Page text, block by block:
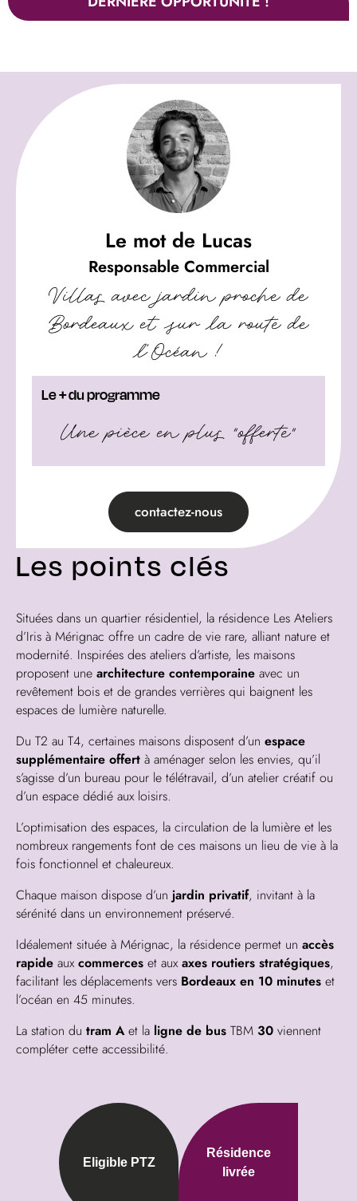
Le mot de Lucas
Responsable Commercial
Villas avec jardin proche de
Bordeaux et sur la route de
l’Océan !
Le + du programme
Une pièce en plus "offerte"
contactez-nous
Les points clés
Situées dans un quartier résidentiel, la résidence Les Ateliers
d’Iris à Mérignac offre un cadre de vie rare, alliant nature et
modernité. Inspirées des ateliers d’artiste, les maisons
proposent une architecture contemporaine avec un
revêtement bois et de grandes verrières qui baignent les
espaces de lumière naturelle.
Du T2 au T4, certaines maisons disposent d’un espace
supplémentaire offert à aménager selon les envies, qu’il
s’agisse d’un bureau pour le télétravail, d’un atelier créatif ou
d’un espace dédié aux loisirs.
L’optimisation des espaces, la circulation de la lumière et les
nombreux rangements font de ces maisons un lieu de vie à la
fois fonctionnel et chaleureux.
Chaque maison dispose d’un jardin privatif, invitant à la
sérénité dans un environnement préservé.
Idéalement située à Mérignac, la résidence permet un accès
rapide auxcommerces et auxaxes routiers stratégiques,
facilitant les déplacements vers Bordeaux en 10 minutes et
l’océan en 45 minutes.
La station du tram Aet la ligne de bus TBM 30 viennent
compléter cette accessibilité.
Eligible PTZ
Résidence
livrée